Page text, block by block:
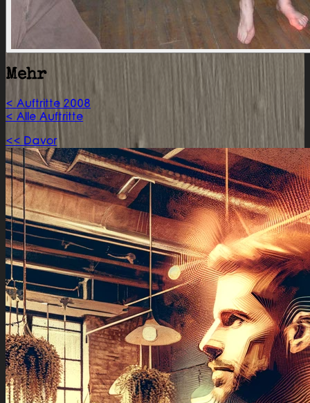
Mehr
< Auftritte 2008
< Alle Auftritte
<< Davor